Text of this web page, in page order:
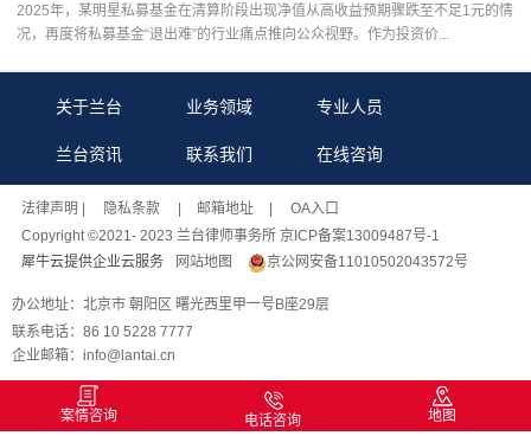
2025年，某明星私募基金在清算阶段出现净值从高收益预期骤跌至不足1元的情
况，再度将私募基金“退出难”的行业痛点推向公众视野。作为投资价...
关于兰台 业务领域 专业人员
兰台资讯 联系我们 在线咨询
法律声明 | 隐私条款 | 邮箱地址
| OA入口
Copyright ©2021- 2023 兰台律师事务所 京ICP备案13009487号-1
犀牛云提供企业云服务
网站地图 京公网安备11010502043572号
办公地址：北京市 朝阳区 曙光西里甲一号B座29层
联系电话：86 10 5228 7777
企业邮箱：info@lantai.cn
案情咨询 电话咨询 地图